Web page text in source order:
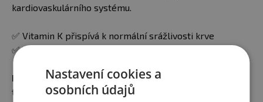
kardiovaskulárního systému.
✅ Vitamin K přispívá k normální srážlivosti krve
✅ Vitamin K přispívá k udržení normálního stavu kostí
Doporučené dávkování produktu:
tabletu denně s jídlem nebo podle doporučení lékaře.
Nastavení cookies a
osobních údajů